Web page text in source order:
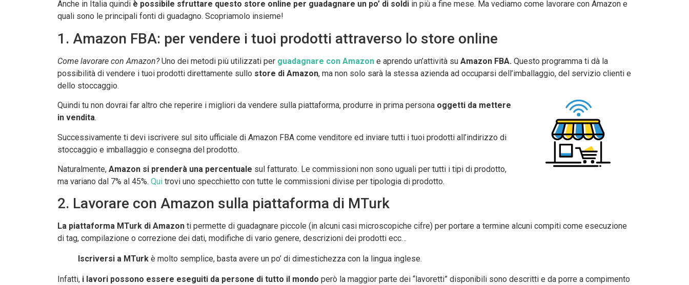
Anche in Italia quindi è possibile sfruttare questo store online per guadagnare un po’ di soldi in più a fine mese. Ma vediamo come lavorare con Amazon e
quali sono le principali fonti di guadagno. Scopriamolo insieme!
1. Amazon FBA: per vendere i tuoi prodotti attraverso lo store online
Come lavorare con Amazon?Uno dei metodi più utilizzati per guadagnare con Amazon e aprendo un’attività su Amazon FBA. Questo programma ti dà la
possibilità di vendere i tuoi prodotti direttamente sullo store di Amazon, ma non solo sarà la stessa azienda ad occuparsi dell’imballaggio, del servizio clienti e
dello stoccaggio.
Quindi tu non dovrai far altro che reperire i migliori da vendere sulla piattaforma, produrre in prima persona oggetti da mettere
in vendita.
Successivamente ti devi iscrivere sul sito ufficiale di Amazon FBA come venditore ed inviare tutti i tuoi prodotti all’indirizzo di
stoccaggio e imballaggio e consegna del prodotto.
Naturalmente, Amazon si prenderà una percentuale sul fatturato. Le commissioni non sono uguali per tutti i tipi di prodotto,
ma variano dal 7% al 45%. Qui trovi uno specchietto con tutte le commissioni divise per tipologia di prodotto.
2. Lavorare con Amazon sulla piattaforma di MTurk
La piattaforma MTurk di Amazon ti permette di guadagnare piccole (in alcuni casi microscopiche cifre) per portare a termine alcuni compiti come esecuzione
di tag, compilazione o correzione dei dati, modifiche di vario genere, descrizioni dei prodotti ecc…
Iscriversi a MTurk è molto semplice, basta avere un po’ di dimestichezza con la lingua inglese.
Infatti, i lavori possono essere eseguiti da persone di tutto il mondo però la maggior parte dei “lavoretti” disponibili sono descritti e da porre a compimento